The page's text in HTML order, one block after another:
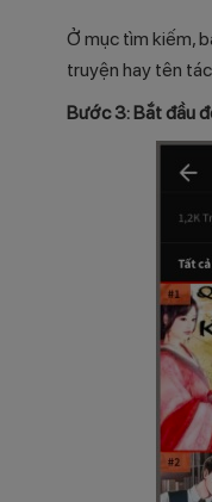
Ở mục tìm kiếm,
truyện hay tên
Bước 3: Bắt đầu